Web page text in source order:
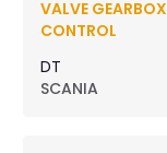
VALVE GEARBOX
CONTROL
DT
SCANIA